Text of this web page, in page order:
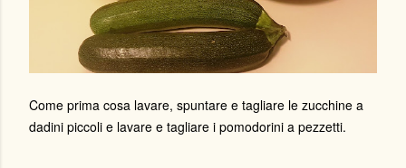
Come prima cosa lavare, spuntare e tagliare le zucchine a
dadini piccoli e lavare e tagliare i pomodorini a pezzetti.